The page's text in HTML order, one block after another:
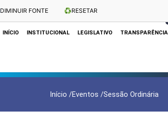
DIMINUIR FONTE ♻️RESETAR
Dias e Horários das Sessões: Terças e Quartas às 10h
INÍCIO INSTITUCIONAL LEGISLATIVO TRANSPARÊNCIA
Início /Eventos /Sessão Ordinária